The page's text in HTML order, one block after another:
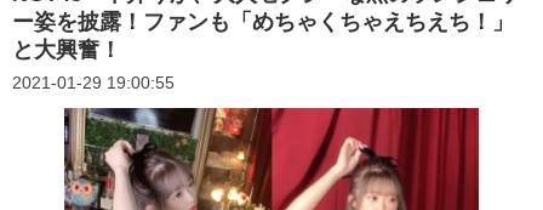
ー姿を披露！ファンも「めちゃくちゃえちえち！」
と大興奮！
2021-01-29 19:00:55